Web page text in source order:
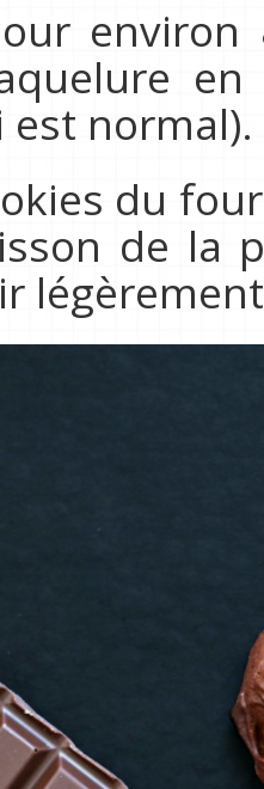
est normal).
du
de la